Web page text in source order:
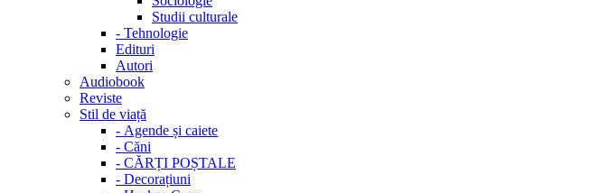
Studii culturale
- Tehnologie
Edituri
Autori
Audiobook
Reviste
Stil de viață
- Agende și caiete
- Căni
- CĂRȚI POȘTALE
- Decorațiuni